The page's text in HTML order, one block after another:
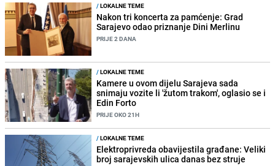
/LOKALNE TEME
Nakon tri koncerta za pamćenje: Grad
Sarajevo odao priznanje Dini Merlinu
PRIJE 2 DANA
/LOKALNE TEME
Kamere u ovom dijelu Sarajeva sada
snimaju vozite li 'žutom trakom', oglasio se i
Edin Forto
PRIJE OKO 21H
/LOKALNE TEME
Elektroprivreda obavijestila građane: Veliki
broj sarajevskih ulica danas bez struje